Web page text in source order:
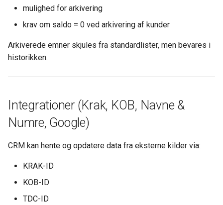
mulighed for arkivering
krav om saldo = 0 ved arkivering af kunder
Arkiverede emner skjules fra standardlister, men bevares i
historikken.
Integrationer (Krak, KOB, Navne &
Numre, Google)
CRM kan hente og opdatere data fra eksterne kilder via:
KRAK-ID
KOB-ID
TDC-ID